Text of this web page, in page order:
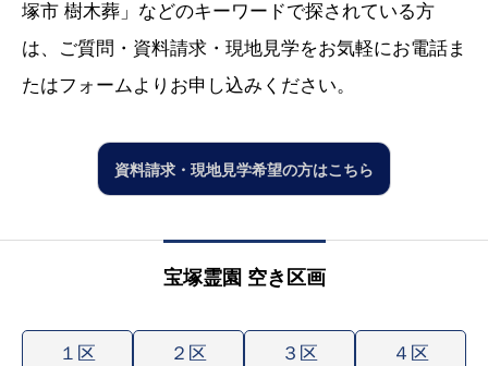
塚市 樹木葬」などのキーワードで探されている方
は、ご質問・資料請求・現地見学をお気軽にお電話ま
たはフォームよりお申し込みください。
資料請求・現地見学希望の方はこちら
宝塚霊園 空き区画
１区 ２区 ３区 ４区